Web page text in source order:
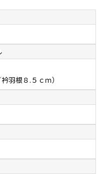
ベーシックな中にも違いが
シャツ生地はただやわらか
の生地は糸のテンションが
てもシワになりにくく耐久
感は、英国王室御用達のト
羽根８.５ｃｍ）